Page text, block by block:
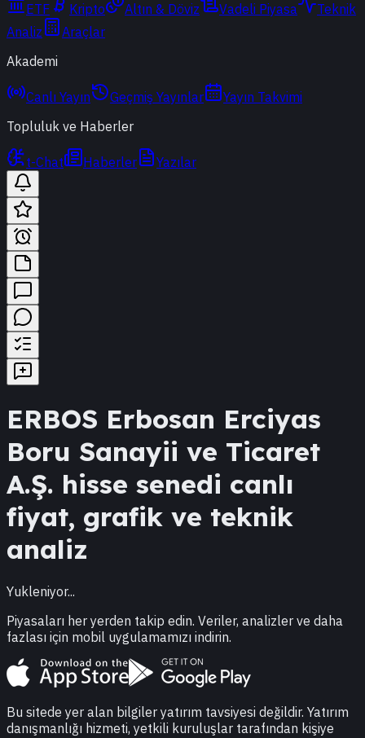
ETF
Kripto Altın & Döviz Vadeli Piyasa
Teknik
Analiz
Araçlar
Akademi
Canlı Yayın Geçmiş Yayınlar
Yayın Takvimi
Topluluk ve Haberler
t-Chat Haberler Yazılar
ERBOS Erbosan Erciyas
Boru Sanayii ve Ticaret
A.Ş. hisse senedi canlı
fiyat, grafik ve teknik
analiz
Yukleniyor...
Piyasaları her yerden takip edin. Veriler, analizler ve daha
fazlası için mobil uygulamamızı indirin.
Bu sitede yer alan bilgiler yatırım tavsiyesi değildir. Yatırım
danışmanlığı hizmeti, yetkili kuruluşlar tarafından kişiye